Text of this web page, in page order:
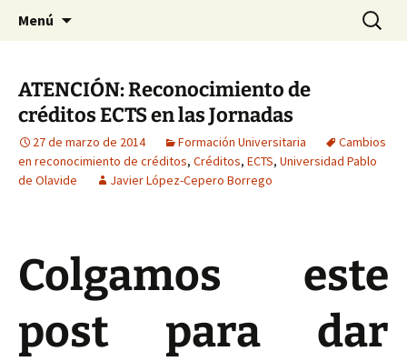
HABIER – Vínculo humano-
animal: Intervenciones,
Formación e Investigación
HABIER – Human-animal bond in
interventions, education & research
Menú Buscar:
ATENCIÓN: Reconocimiento de
créditos ECTS en las Jornadas
27 de marzo de 2014 Formación Universitaria
Cambios
en reconocimiento de créditos, Créditos, ECTS, Universidad Pablo
de Olavide
Javier López-Cepero Borrego
Colgamos este
post para dar